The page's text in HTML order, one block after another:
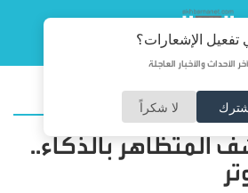
الإشعارات؟
الأحداث والأخبار العاجلة
لا شكراً
المتظاهر بالذكاء..